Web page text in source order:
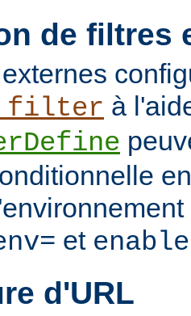
de filtres
à
et
d'URL